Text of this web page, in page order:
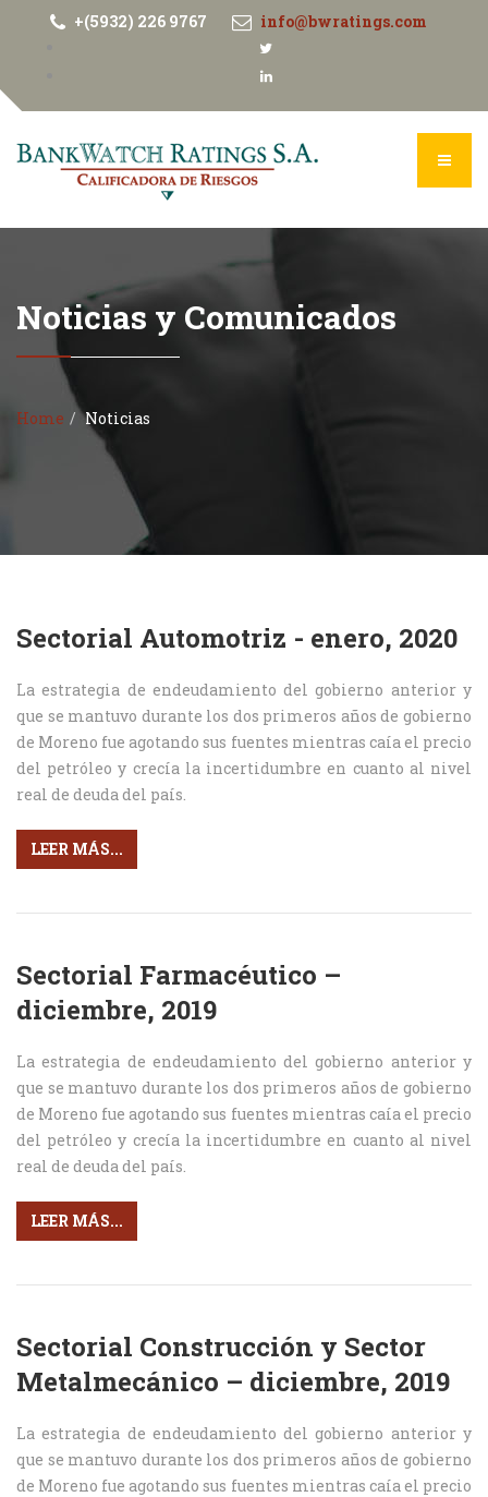
+(5932) 226 9767 info@bwratings.com
Noticias y Comunicados
Home Noticias
Sectorial Automotriz - enero, 2020
La estrategia de endeudamiento del gobierno anterior y
que se mantuvo durante los dos primeros años de gobierno
de Moreno fue agotando sus fuentes mientras caía el precio
del petróleo y crecía la incertidumbre en cuanto al nivel
real de deuda del país.
LEER MÁS...
Sectorial Farmacéutico –
diciembre, 2019
La estrategia de endeudamiento del gobierno anterior y
que se mantuvo durante los dos primeros años de gobierno
de Moreno fue agotando sus fuentes mientras caía el precio
del petróleo y crecía la incertidumbre en cuanto al nivel
real de deuda del país.
LEER MÁS...
Sectorial Construcción y Sector
Metalmecánico – diciembre, 2019
La estrategia de endeudamiento del gobierno anterior y
que se mantuvo durante los dos primeros años de gobierno
de Moreno fue agotando sus fuentes mientras caía el precio